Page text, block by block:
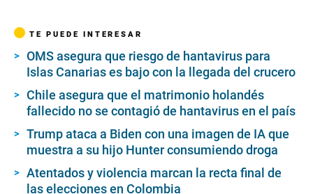
TE PUEDE INTERESAR
OMS asegura que riesgo de hantavirus para
Islas Canarias es bajo con la llegada del crucero
Chile asegura que el matrimonio holandés
fallecido no se contagió de hantavirus en el país
Trump ataca a Biden con una imagen de IA que
muestra a su hijo Hunter consumiendo droga
Atentados y violencia marcan la recta final de
las elecciones en Colombia